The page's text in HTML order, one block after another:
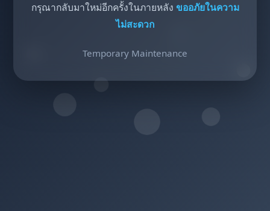
กรุณากลับมาใหม่อีกครั้งในภายหลัง ขออภัยในความ
ไม่สะดวก
Temporary Maintenance